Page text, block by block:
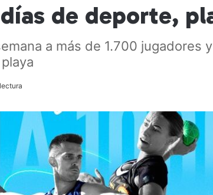
de deporte,
a más de 1.700 jugadores